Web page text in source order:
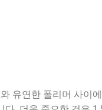
유연한 폴리머 사이